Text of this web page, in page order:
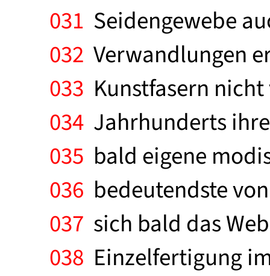
031 Seidengewebe
032 Verwandlungen
033 Kunstfasern
034 Jahrhunderts
035 bald eigene
036 bedeutendste
037 sich bald das
038 Einzelfertigung